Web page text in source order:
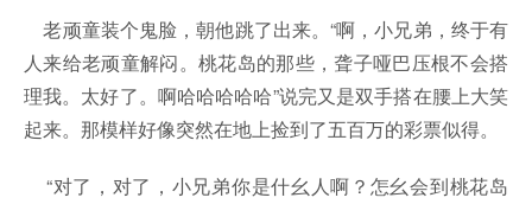
老顽童装个鬼脸，朝他跳了出来。“啊，小兄弟，终于有
人来给老顽童解闷。桃花岛的那些，聋子哑巴压根不会搭
理我。太好了。啊哈哈哈哈哈”说完又是双手搭在腰上大笑
起来。那模样好像突然在地上捡到了五百万的彩票似得。
“对了，对了，小兄弟你是什幺人啊？怎幺会到桃花岛